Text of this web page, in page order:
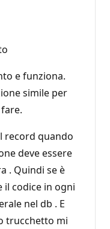
e funziona.
simile per
record quando
deve essere
. Quindi se è
il codice in ogni
nel db . E
trucchetto mi